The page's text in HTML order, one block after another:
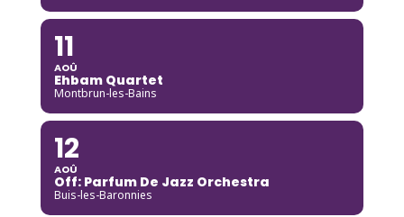
11
AOÛ
Ehbam Quartet
Montbrun-les-Bains
12
AOÛ
Off: Parfum De Jazz Orchestra
Buis-les-Baronnies